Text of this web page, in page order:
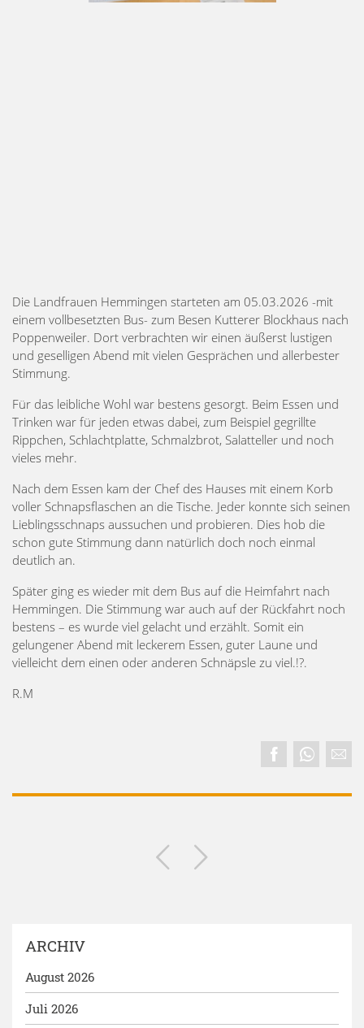
Die Landfrauen Hemmingen starteten am 05.03.2026 -mit
einem vollbesetzten Bus- zum Besen Kutterer Blockhaus nach
Poppenweiler. Dort verbrachten wir einen äußerst lustigen
und geselligen Abend mit vielen Gesprächen und allerbester
Stimmung.
Für das leibliche Wohl war bestens gesorgt. Beim Essen und
Trinken war für jeden etwas dabei, zum Beispiel gegrillte
Rippchen, Schlachtplatte, Schmalzbrot, Salatteller und noch
vieles mehr.
Nach dem Essen kam der Chef des Hauses mit einem Korb
voller Schnapsflaschen an die Tische. Jeder konnte sich seinen
Lieblingsschnaps aussuchen und probieren. Dies hob die
schon gute Stimmung dann natürlich doch noch einmal
deutlich an.
Später ging es wieder mit dem Bus auf die Heimfahrt nach
Hemmingen. Die Stimmung war auch auf der Rückfahrt noch
bestens – es wurde viel gelacht und erzählt. Somit ein
gelungener Abend mit leckerem Essen, guter Laune und
vielleicht dem einen oder anderen Schnäpsle zu viel.!?.
R.M
ARCHIV
August 2026
Juli 2026